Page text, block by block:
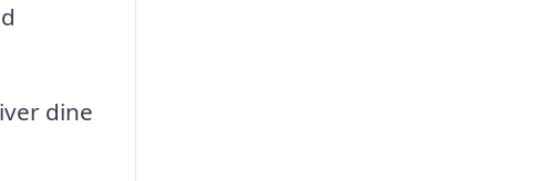
dine